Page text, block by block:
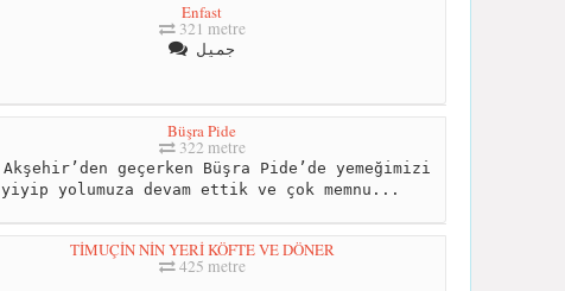
Enfast
321 metre
جميل
Büşra Pide
322 metre
Akşehir’den geçerken Büşra Pide’de yemeğimizi
yiyip yolumuza devam ettik ve çok memnu...
TİMUÇİN NİN YERİ KÖFTE VE DÖNER
425 metre